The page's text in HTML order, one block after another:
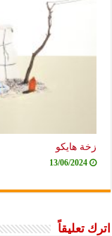
هايكو
13/06/2024